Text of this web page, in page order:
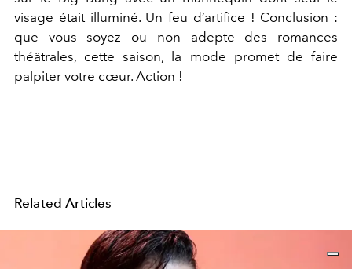
visage était illuminé. Un feu d’artifice ! Conclusion :
que vous soyez ou non adepte des romances
théâtrales, cette saison, la mode promet de faire
palpiter votre cœur. Action !
Related Articles